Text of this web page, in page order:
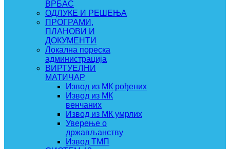
ВРБАС
ОДЛУКЕ И РЕШЕЊА
ПРОГРАМИ,
ПЛАНОВИ И
ДОКУМЕНТИ
Локална пореска
администрација
ВИРТУЕЛНИ
МАТИЧАР
Извод из МК рођених
Извод из МК
венчаних
Извод из МК умрлих
Уверење о
држављанству
Извод ТМП